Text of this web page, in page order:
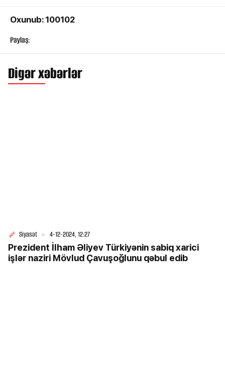
Oxunub: 100102
Paylaş:
Digər xəbərlər
Siyasət 4-12-2024, 12:27
Prezident İlham Əliyev Türkiyənin sabiq xarici
işlər naziri Mövlud Çavuşoğlunu qəbul edib